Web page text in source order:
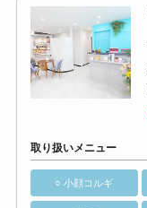
取り扱いメニュー
○ 小顔コルギ